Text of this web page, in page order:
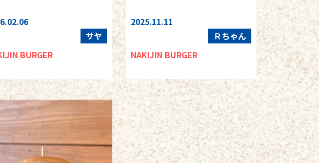
サヤ
BURGER
2025.11.11
Ｒちゃん
NAKIJIN BURGER